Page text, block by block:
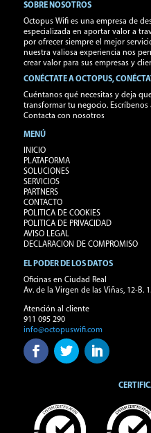
SOBRE NOSOTROS
Octopus Wifi es una empresa de
especializada en aportar valor a
por ofrecer siempre el mejor
nuestra valiosa experiencia nos
crear valor para sus empresas y
CONÉCTATE A OCTOPUS,
Cuéntanos qué necesitas y deja
transformar tu negocio. Escríbenos
Contacta con nosotros
MENÚ
INICIO
PLATAFORMA
SOLUCIONES
SERVICIOS
PARTNERS
CONTACTO
POLITICA DE COOKIES
POLITICA DE PRIVACIDAD
AVISO LEGAL
DECLARACION DE COMPROMISO
EL PODER DE LOS DATOS
Oficinas en Ciudad Real
Av. de la Virgen de las Viñas, 12-B.
Atención al cliente
911 095 290
info@octopuswifi.com